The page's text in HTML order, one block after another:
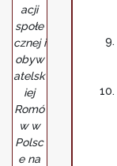
acji
społe
cznej i
obyw
atelsk
iej
Romó
w w
Polsc
e na